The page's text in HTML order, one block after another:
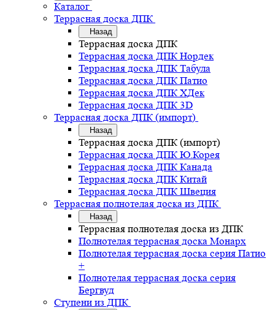
Каталог
Террасная доска ДПК
Назад
Террасная доска ДПК
Террасная доска ДПК Нордек
Террасная доска ДПК Табула
Террасная доска ДПК Патио
Террасная доска ДПК ХДек
Террасная доска ДПК 3D
Террасная доска ДПК (импорт)
Назад
Террасная доска ДПК (импорт)
Террасная доска ДПК Ю.Корея
Террасная доска ДПК Канада
Террасная доска ДПК Китай
Террасная доска ДПК Швеция
Террасная полнотелая доска из ДПК
Назад
Террасная полнотелая доска из ДПК
Полнотелая террасная доска Монарх
Полнотелая террасная доска серия Патио
+
Полнотелая террасная доска серия
Бергвуд
Ступени из ДПК